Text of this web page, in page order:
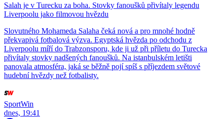
Salah je v Turecku za boha. Stovky fanoušků přivítaly legendu
Liverpoolu jako filmovou hvězdu
Slovutného Mohameda Salaha čeká nová a pro mnohé hodně
překvapivá fotbalová výzva. Egyptská hvězda po odchodu z
Liverpoolu míří do Trabzonsporu, kde ji už při příletu do Turecka
přivítaly stovky nadšených fanoušků. Na istanbulském letišti
panovala atmosféra, jaká se běžně pojí spíš s příjezdem světové
hudební hvězdy než fotbalisty.
SportWin
dnes, 19:41